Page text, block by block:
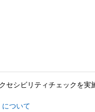
セシビリティチェックを実
について